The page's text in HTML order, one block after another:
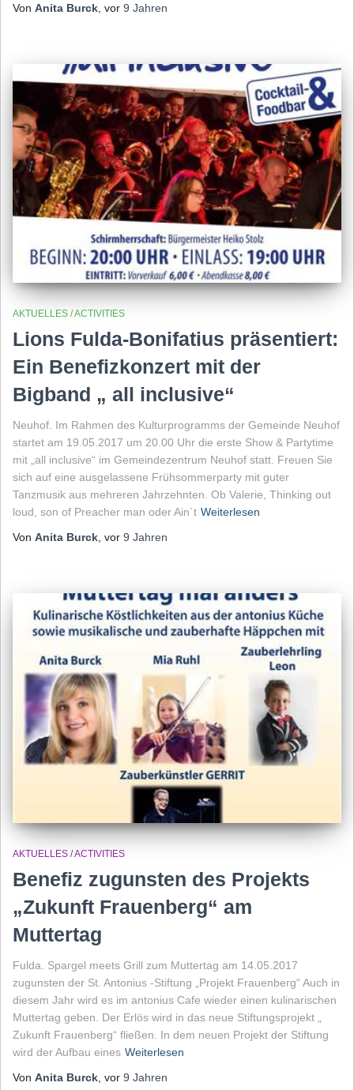
Von Anita Burck , vor 9 Jahren
AKTUELLES / ACTIVITIES
Lions Fulda-Bonifatius präsentiert:
Ein Benefizkonzert mit der
Bigband „ all inclusive“
Neuhof. Im Rahmen des Kulturprogramms der Gemeinde Neuhof
startet am 19.05.2017 um 20.00 Uhr die erste Show & Partytime
mit „all inclusive“ im Gemeindezentrum Neuhof statt. Freuen Sie
sich auf eine ausgelassene Frühsommerparty mit guter
Tanzmusik aus mehreren Jahrzehnten. Ob Valerie, Thinking out
loud, son of Preacher man oder Ain´t Weiterlesen
Von Anita Burck , vor 9 Jahren
AKTUELLES / ACTIVITIES
Benefiz zugunsten des Projekts
„Zukunft Frauenberg“ am
Muttertag
Fulda. Spargel meets Grill zum Muttertag am 14.05.2017
zugunsten der St. Antonius -Stiftung „Projekt Frauenberg“ Auch in
diesem Jahr wird es im antonius Cafe wieder einen kulinarischen
Muttertag geben. Der Erlös wird in das neue Stiftungsprojekt „
Zukunft Frauenberg“ fließen. In dem neuen Projekt der Stiftung
wird der Aufbau eines Weiterlesen
Von Anita Burck , vor 9 Jahren